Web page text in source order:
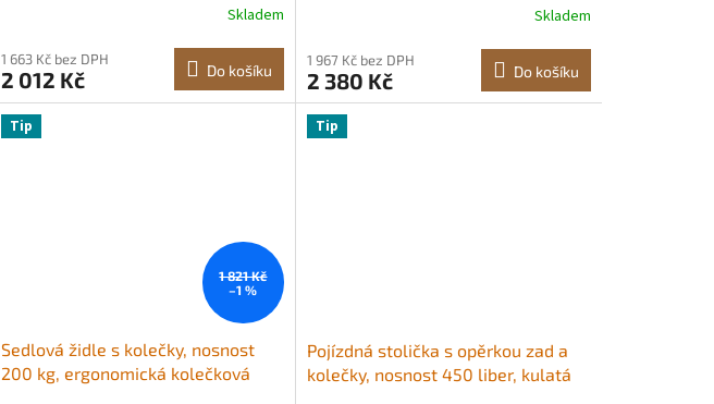
nastavitelná výška, úleva od bolesti
krku nebo zad pro domácnost,
kancelář nebo meditaci, béžová
Měkký polštář Spodní
Skladem
1 663 Kč bez DPH
2 012 Kč Do košíku
výškou a silnými pěnovými polštáři,
domácnost, kancelář, meditaci,
černé Měkký polštář Nastavení
výšky<br/
Skladem
1 967 Kč bez DPH
2 380 Kč Do košíku
Tip
1 821 Kč
–1 %
Sedlová židle s kolečky, nosnost
200 kg, ergonomická kolečková
Tip
Pojízdná stolička s opěrkou zad a
kolečky, nosnost 450 liber, kulatá